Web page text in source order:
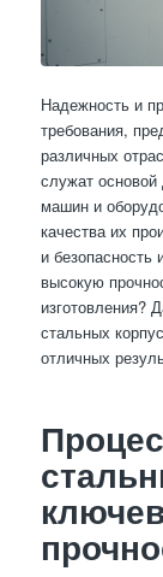
Надежность и
требования,
различных
служат основой
машин и
качества их
и безопасность
высокую
изготовления?
стальных
отличных